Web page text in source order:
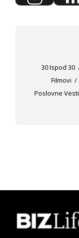
30 Ispod 30
Filmovi
Poslovne Vesti